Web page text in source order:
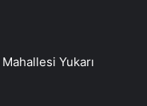
Yukarı